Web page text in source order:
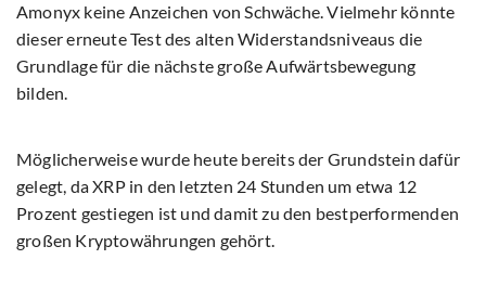
Amonyx keine Anzeichen von Schwäche. Vielmehr könnte
dieser erneute Test des alten Widerstandsniveaus die
Grundlage für die nächste große Aufwärtsbewegung
bilden.
Möglicherweise wurde heute bereits der Grundstein dafür
gelegt, da XRP in den letzten 24 Stunden um etwa 12
Prozent gestiegen ist und damit zu den bestperformenden
großen Kryptowährungen gehört.